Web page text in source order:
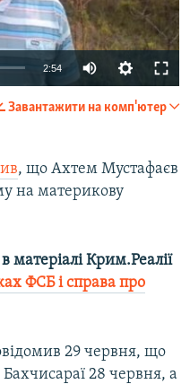
2:54
Завантажити на комп'ютер
, що Ахтем Мустафаєв
на материкову
матеріалі Крим.Реалії
ФСБ і справа про
29 червня, що
28 червня, а